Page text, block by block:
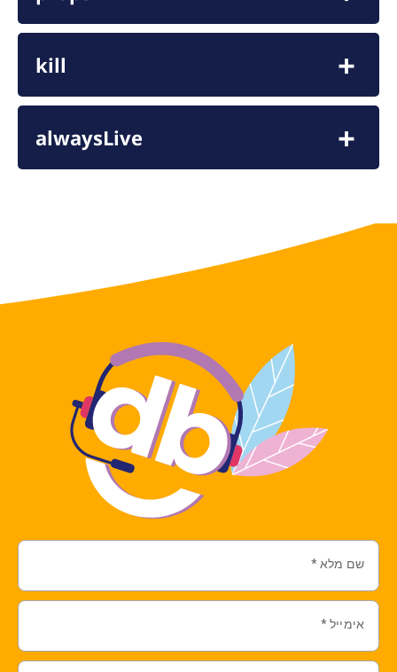
kill
alwaysLive
שם מלא *
אימייל *